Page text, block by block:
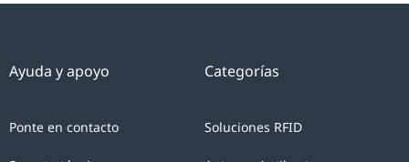
Categorías
Soluciones RFID
Ayuda y apoyo
Ponte en contacto